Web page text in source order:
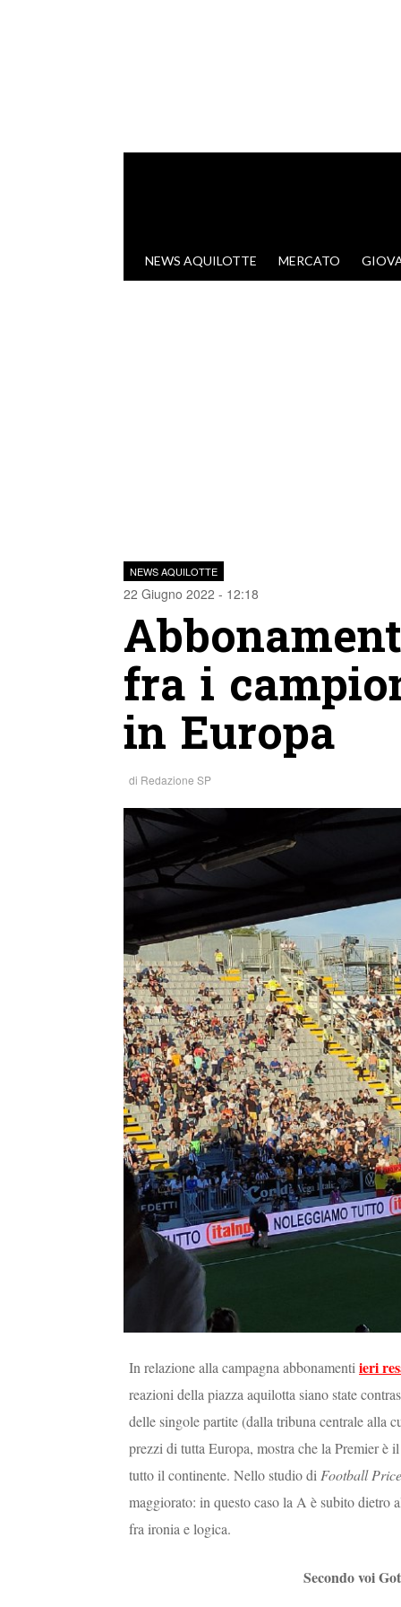
VAI AL CONTENUTO
NEWS AQUILOTTE MERCATO
NEWS AQUILOTTE
22 Giugno 2022 - 12:18
fra i
in Europa
di Redazione SP
In relazione alla campagna abbonamenti ieri
reazioni della piazza aquilotta siano state
delle singole partite (dalla tribuna centrale alla
prezzi di tutta Europa, mostra che la Premier
tutto il continente. Nello studio di Football
maggiorato: in questo caso la A è subito dietro
fra ironia e logica.
Secondo voi